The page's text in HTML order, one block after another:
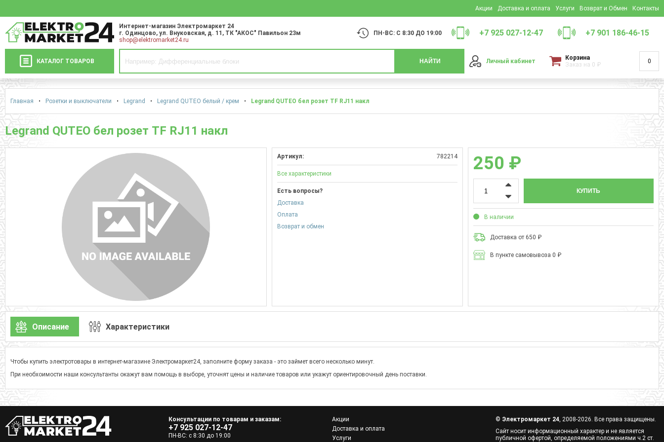
Акции Доставка и оплата Услуги Возврат и Обмен Контакты
Интернет-магазин Электромаркет 24
г. Одинцово, ул. Внуковская, д. 11 , ТК "АКОС" Павильон 23м
shop@elektromarket24.ru
ПН-ВС: С 8:30 ДО 19:00 +7 925 027-12-47 +7 901 186-46-15
КАТАЛОГ ТОВАРОВ НАЙТИ Личный кабинет
Корзина
Заказ на 0 ₽ 0
Главная • Розетки и выключатели • Legrand • Legrand QUTEO белый / крем • Legrand QUTEO бел розет TF RJ11 накл
Legrand QUTEO бел розет TF RJ11 накл
Артикул: 782214
Все характеристики
Есть вопросы?
Доставка
Оплата
Возврат и обмен
250 ₽
КУПИТЬ
В наличии
Доставка от 650 ₽
В пункте самовывоза 0 ₽
Описание Характеристики
Чтобы купить электротовары в интернет-магазине Электромаркет24, заполните форму заказа - это займет всего несколько минут.
При необхоимости наши консультанты окажут вам помощь в выборе, уточнят цены и наличие товаров или укажут ориентировочный день поставки.
Консультации по товарам и заказам:
+7 925 027-12-47
ПН-ВС: с 8:30 до 19:00
Акции
Доставка и оплата
Услуги
© Электромаркет 24, 2008-2026. Все права защищены.
Сайт носит информационный характер и не является
публичной офертой, определяемой положениями ч.2 ст.